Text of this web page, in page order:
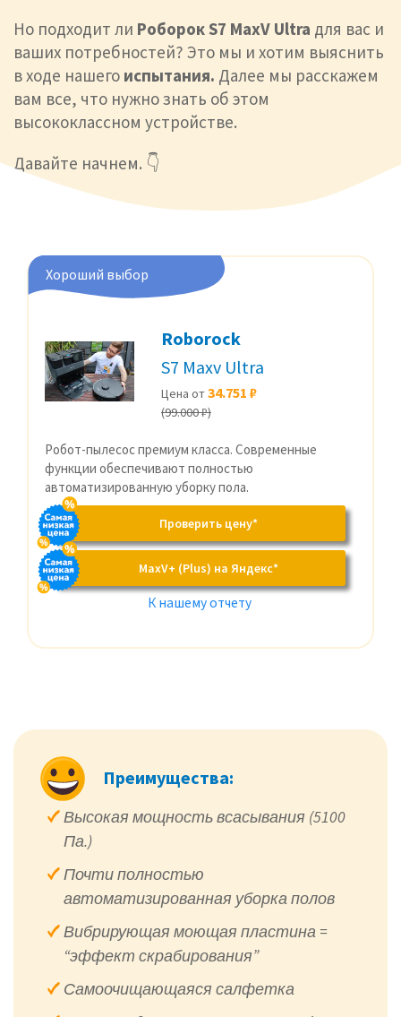
Но подходит ли Роборок S7 MaxV Ultra для вас и
ваших потребностей? Это мы и хотим выяснить
в ходе нашего испытания. Далее мы расскажем
вам все, что нужно знать об этом
высококлассном устройстве.
Давайте начнем. 👇
Хороший выбор
Roborock
S7 Maxv Ultra
Цена от34.751 ₽
(99.000 ₽)
Робот-пылесос премиум класса. Современные
функции обеспечивают полностью
автоматизированную уборку пола.
Проверить цену*
MaxV+ (Plus) на Яндекс*
К нашему отчету
Преимущества:
Высокая мощность всасывания (5100
Па.)
Почти полностью
автоматизированная уборка полов
Вибрирующая моющая пластина =
“эффект скрабирования”
Самоочищающаяся салфетка